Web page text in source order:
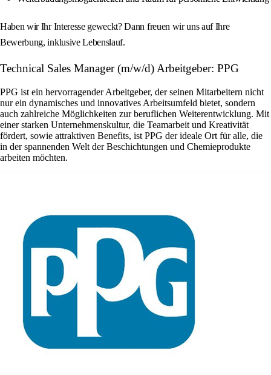
Haben wir Ihr Interesse geweckt? Dann freuen wir uns auf Ihre
Bewerbung, inklusive Lebenslauf.
Technical Sales Manager (m/w/d) Arbeitgeber: PPG
PPG ist ein hervorragender Arbeitgeber, der seinen Mitarbeitern nicht
nur ein dynamisches und innovatives Arbeitsumfeld bietet, sondern
auch zahlreiche Möglichkeiten zur beruflichen Weiterentwicklung. Mit
einer starken Unternehmenskultur, die Teamarbeit und Kreativität
fördert, sowie attraktiven Benefits, ist PPG der ideale Ort für alle, die
in der spannenden Welt der Beschichtungen und Chemieprodukte
arbeiten möchten.